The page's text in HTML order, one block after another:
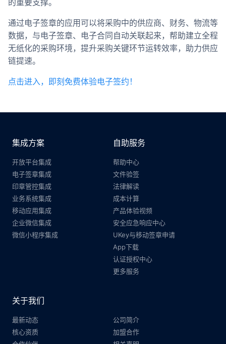
通过电子签章的应用可以将采购中的供应商、财务、物流等
数据，与电子签章、电子合同自动关联起来，帮助建立全程
无纸化的采购环境，提升采购关键环节运转效率，助力供应
链提速。
点击进入，即刻免费体验电子签约！
集成方案
开放平台集成
电子签章集成
印章管控集成
业务系统集成
移动应用集成
企业微信集成
微信小程序集成
自助服务
帮助中心
文件验签
法律解读
成本计算
产品体验视频
安全应急响应中心
UKey与移动签章申请
App下载
认证授权中心
更多服务
关于我们
最新动态
公司简介
核心资质
加盟合作